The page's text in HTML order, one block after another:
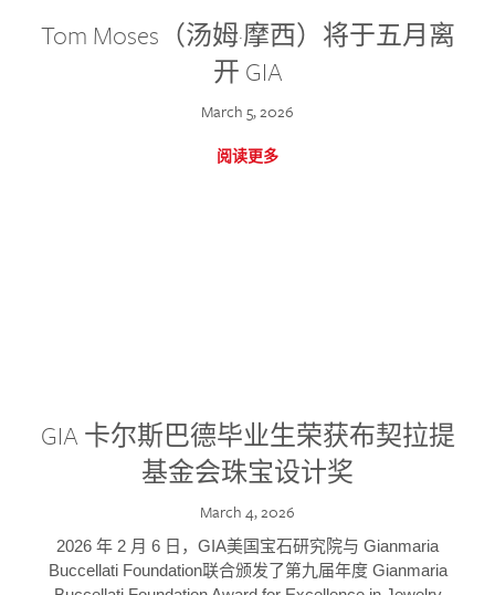
Tom Moses（汤姆·摩西）将于五月离
开 GIA
March 5, 2026
阅读更多
GIA 卡尔斯巴德毕业生荣获布契拉提
基金会珠宝设计奖
March 4, 2026
2026 年 2 月 6 日，GIA美国宝石研究院与 Gianmaria
Buccellati Foundation联合颁发了第九届年度 Gianmaria